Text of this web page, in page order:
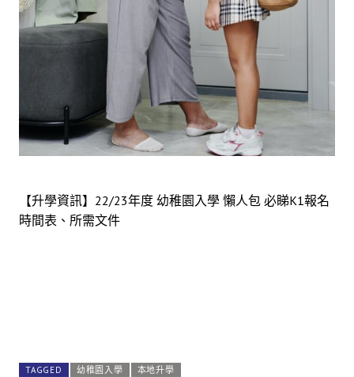
【升學資訊】22/23年度 幼稚園入學 懶人包 必睇K1報名
時間表、所需文件
TAGGED 幼稚園入學 本地升學